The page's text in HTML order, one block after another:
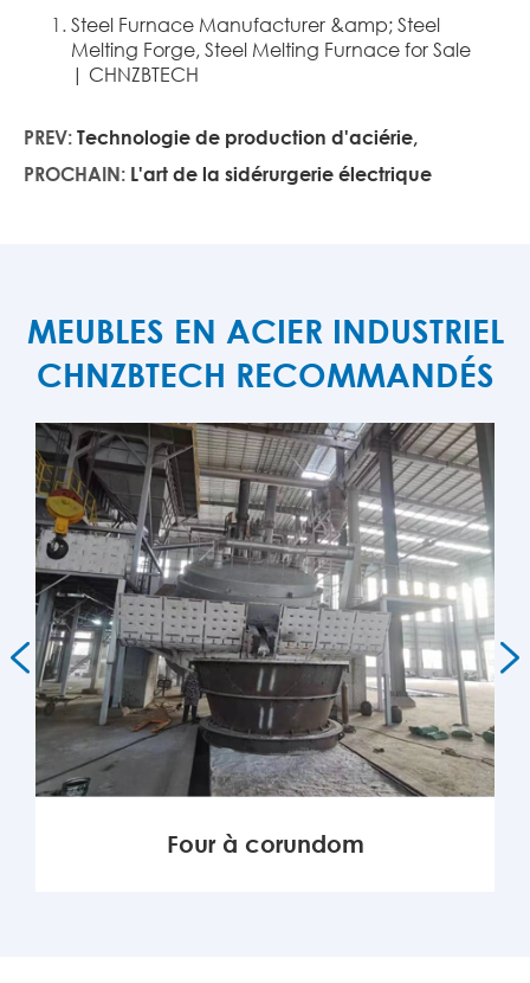
Steel Furnace Manufacturer &amp; Steel
Melting Forge, Steel Melting Furnace for Sale
| CHNZBTECH
PREV: Technologie de production d'aciérie,
PROCHAIN: L'art de la sidérurgerie électrique
MEUBLES EN ACIER INDUSTRIEL
CHNZBTECH RECOMMANDÉS
Four à corundom
 